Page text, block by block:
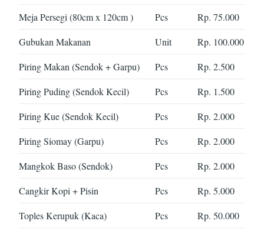
Meja Persegi (80cm x 120cm ) Pcs
Rp. 75.000
Gubukan Makanan
Unit
Rp. 100.000
Piring Makan (Sendok + Garpu)
Pcs
Rp. 2.500
Piring Puding (Sendok Kecil)
Pcs
Rp. 1.500
Piring Kue (Sendok Kecil)
Pcs
Rp. 2.000
Piring Siomay (Garpu)
Pcs
Rp. 2.000
Mangkok Baso (Sendok)
Pcs
Rp. 2.000
Cangkir Kopi + Pisin
Pcs
Rp. 5.000
Toples Kerupuk (Kaca)
Pcs
Rp. 50.000